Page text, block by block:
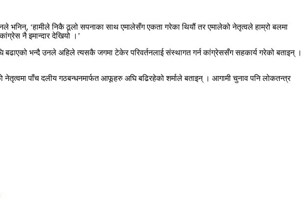
भनिन्, ‘हामीले निकै ठूलो सपनाका साथ एमालेसँग एकता गरेका थियौं तर एमालेको नेतृत्वले हाम्रो बलमा
नै इमान्दार देखियो ।’
बढाएको भन्दै उनले अहिले त्यसकै जगमा टेकेर परिवर्तनलाई संस्थागत गर्न कांग्रेससँग सहकार्य गरेको बताइन् ।
पाँच दलीय गठबन्धनमार्फत आफूहरु अघि बढिरहेको शर्माले बताइन् । आगामी चुनाव पनि लोकतन्त्र